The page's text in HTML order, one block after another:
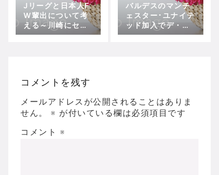
Jリーグと日本人F
W輩出について考
える～川崎にセレ
ッソ出身FWが集ま
バルデスのマンチ
ェスター･ユナイテ
ッド加入でデ・ヘ
アの動向はどうな
コメントを残す
メールアドレスが公開されることはありま
せん。
※ が付いている欄は必須項目です
コメント ※